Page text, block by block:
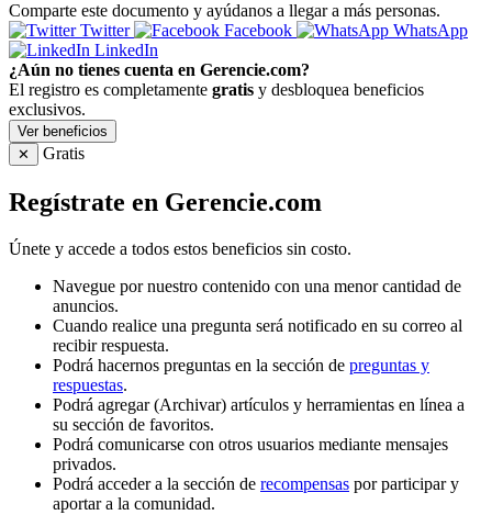
Comparte este documento y ayúdanos a llegar a más personas.
Twitter
Facebook
WhatsApp
LinkedIn
¿Aún no tienes cuenta en Gerencie.com?
El registro es completamente gratis y desbloquea beneficios
exclusivos.
Ver beneficios
✕
Gratis
Regístrate en Gerencie.com
Únete y accede a todos estos beneficios sin costo.
Navegue por nuestro contenido con una menor cantidad de
anuncios.
Cuando realice una pregunta será notificado en su correo al
recibir respuesta.
Podrá hacernos preguntas en la sección de preguntas y
respuestas.
Podrá agregar (Archivar) artículos y herramientas en línea a
su sección de favoritos.
Podrá comunicarse con otros usuarios mediante mensajes
privados.
Podrá acceder a la sección de recompensas por participar y
aportar a la comunidad.